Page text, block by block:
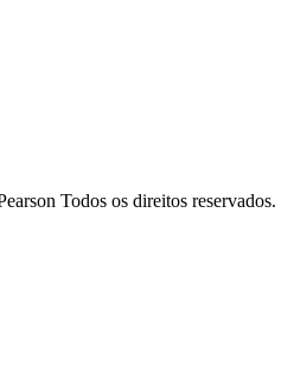
Todos os direitos reservados.